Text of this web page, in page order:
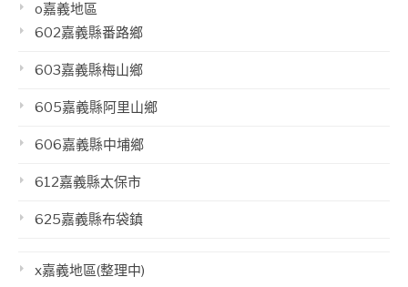
o嘉義地區
602嘉義縣番路鄉
603嘉義縣梅山鄉
605嘉義縣阿里山鄉
606嘉義縣中埔鄉
612嘉義縣太保市
625嘉義縣布袋鎮
x嘉義地區(整理中)